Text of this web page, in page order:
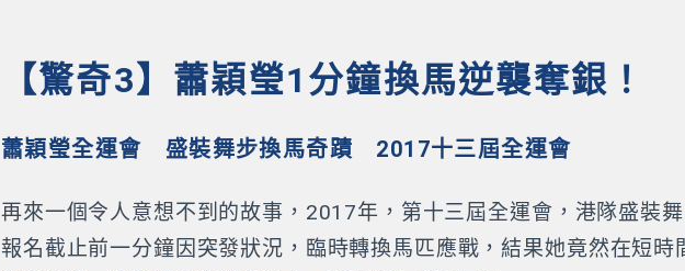
【驚奇3】蕭穎瑩1分鐘換馬逆襲奪銀！
蕭穎瑩全運會 盛裝舞步換馬奇蹟 2017十三屆全運會
再來一個令人意想不到的故事，2017年，第十三屆全運會，港隊盛裝
報名截止前一分鐘因突發狀況，臨時轉換馬匹應戰，結果她竟然在短時